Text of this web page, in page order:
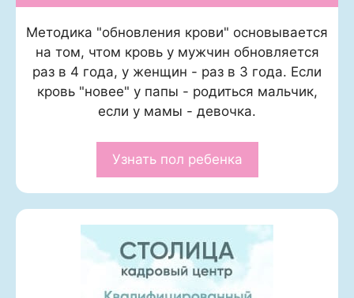
Методика "обновления крови" основывается
на том, чтом кровь у мужчин обновляется
раз в 4 года, у женщин - раз в 3 года. Если
кровь "новее" у папы - родиться мальчик,
если у мамы - девочка.
Узнать пол ребенка